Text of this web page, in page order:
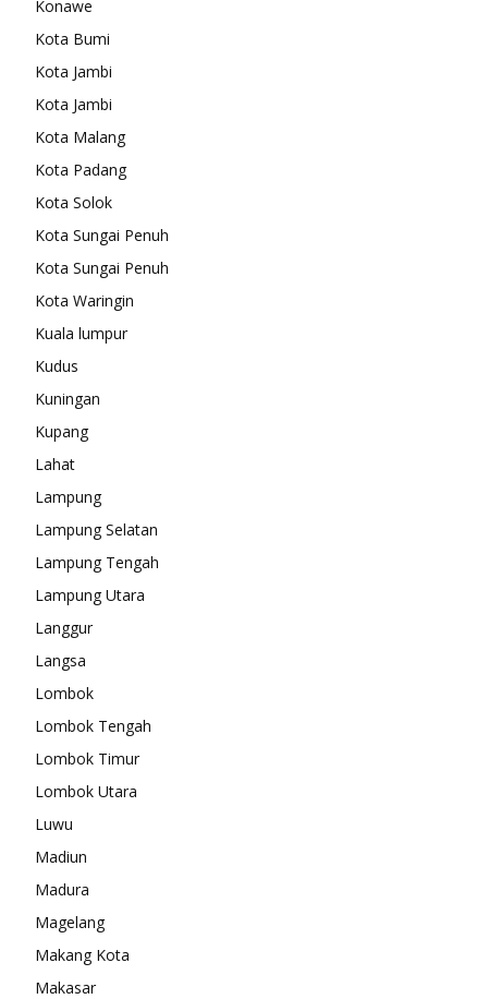
Konawe
Kota Bumi
Kota Jambi
Kota Jambi
Kota Malang
Kota Padang
Kota Solok
Kota Sungai Penuh
Kota Sungai Penuh
Kota Waringin
Kuala lumpur
Kudus
Kuningan
Kupang
Lahat
Lampung
Lampung Selatan
Lampung Tengah
Lampung Utara
Langgur
Langsa
Lombok
Lombok Tengah
Lombok Timur
Lombok Utara
Luwu
Madiun
Madura
Magelang
Makang Kota
Makasar